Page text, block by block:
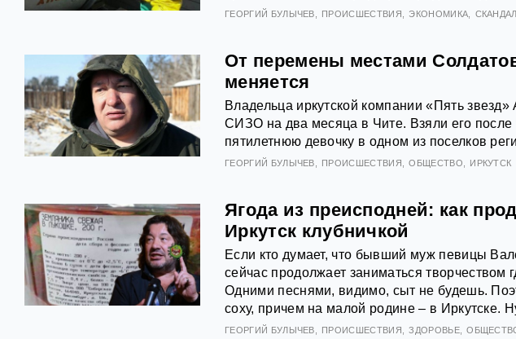
ГЕОРГИЙ БУЛЫЧЕВ ПРОИСШЕСТВИЯ ЭКОНОМИКА
От перемены местами
меняется
Владельца иркутской компании «Пять
СИЗО на два месяца в Чите. Взяли его после
пятилетнюю девочку в одном из поселков
ГЕОРГИЙ БУЛЫЧЕВ ПРОИСШЕСТВИЯ ОБЩЕСТВО ИРКУТСК
Ягода из преисподней: как
Иркутск клубничкой
Если кто думает, что бывший муж певицы
сейчас продолжает заниматься творчеством
Одними песнями, видимо, сыт не будешь.
соху, причем на малой родине – в Иркутске.
ГЕОРГИЙ БУЛЫЧЕВ ПРОИСШЕСТВИЯ ЗДОРОВЬЕ